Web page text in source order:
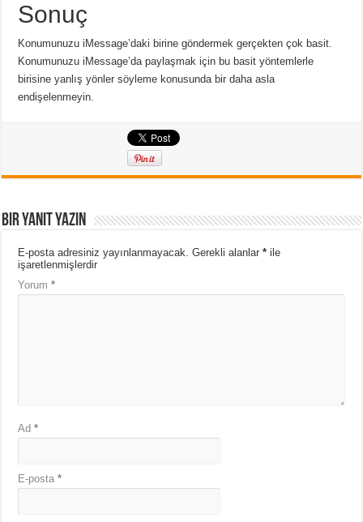
Sonuç
Konumunuzu iMessage’daki birine göndermek gerçekten çok basit.
Konumunuzu iMessage’da paylaşmak için bu basit yöntemlerle
birisine yanlış yönler söyleme konusunda bir daha asla
endişelenmeyin.
Bir yanıt yazın
E-posta adresiniz yayınlanmayacak. Gerekli alanlar* ile
işaretlenmişlerdir
Yorum*
Ad*
E-posta*